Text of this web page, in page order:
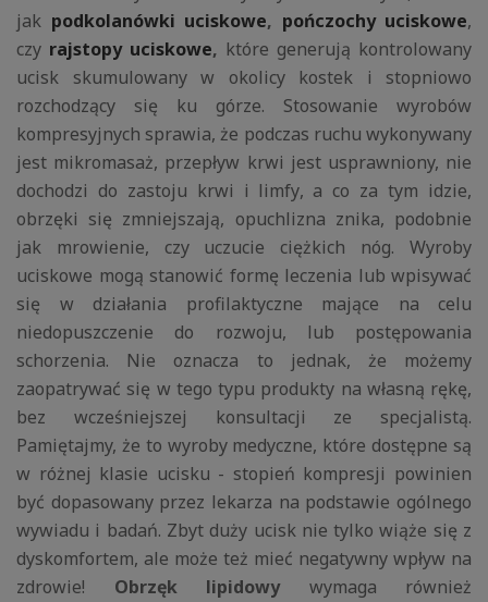
jak podkolanówki uciskowe, pończochy uciskowe,
czy rajstopy uciskowe, które generują kontrolowany
ucisk skumulowany w okolicy kostek i stopniowo
rozchodzący się ku górze. Stosowanie wyrobów
kompresyjnych sprawia, że podczas ruchu wykonywany
jest mikromasaż, przepływ krwi jest usprawniony, nie
dochodzi do zastoju krwi i limfy, a co za tym idzie,
obrzęki się zmniejszają, opuchlizna znika, podobnie
jak mrowienie, czy uczucie ciężkich nóg. Wyroby
uciskowe mogą stanowić formę leczenia lub wpisywać
się w działania profilaktyczne mające na celu
niedopuszczenie do rozwoju, lub postępowania
schorzenia. Nie oznacza to jednak, że możemy
zaopatrywać się w tego typu produkty na własną rękę,
bez wcześniejszej konsultacji ze specjalistą.
Pamiętajmy, że to wyroby medyczne, które dostępne są
w różnej klasie ucisku - stopień kompresji powinien
być dopasowany przez lekarza na podstawie ogólnego
wywiadu i badań. Zbyt duży ucisk nie tylko wiąże się z
dyskomfortem, ale może też mieć negatywny wpływ na
zdrowie! Obrzęk lipidowywymaga również